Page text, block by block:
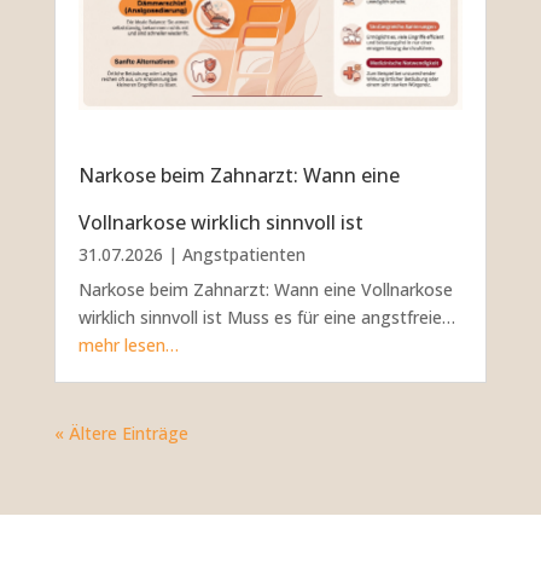
Narkose beim Zahnarzt: Wann eine
Vollnarkose wirklich sinnvoll ist
31.07.2026 | Angstpatienten
Narkose beim Zahnarzt: Wann eine Vollnarkose
wirklich sinnvoll ist Muss es für eine angstfreie…
mehr lesen…
« Ältere Einträge